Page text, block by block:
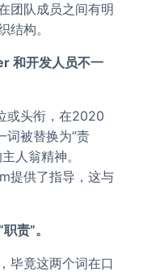
团队成员之间有明
结构。
和开发人员不一
或头衔，在2020
词被替换为”责
人翁精神。
提供了指导，这与
责”。
毕竟这两个词在口